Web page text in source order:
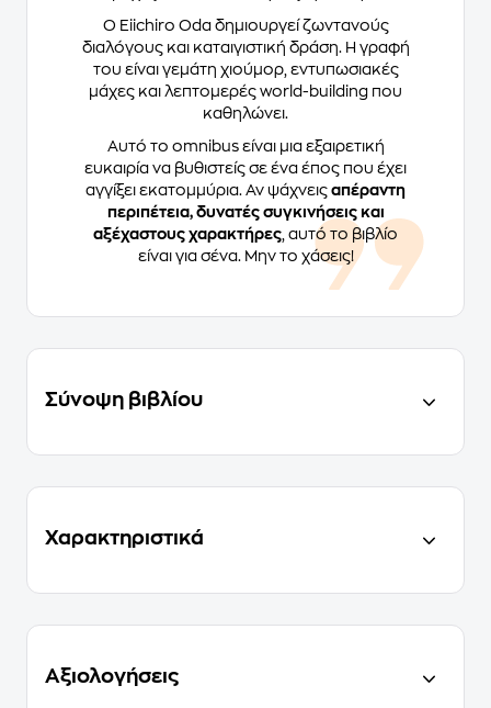
Ο Eiichiro Oda δημιουργεί ζωντανούς
διαλόγους και καταιγιστική δράση. Η γραφή
του είναι γεμάτη χιούμορ, εντυπωσιακές
μάχες και λεπτομερές world-building που
καθηλώνει.
Αυτό το omnibus είναι μια εξαιρετική
ευκαιρία να βυθιστείς σε ένα έπος που έχει
αγγίξει εκατομμύρια. Αν ψάχνεις απέραντη
περιπέτεια, δυνατές συγκινήσεις και
αξέχαστους χαρακτήρες , αυτό το βιβλίο
είναι για σένα. Μην το χάσεις!
Σύνοψη βιβλίου
Χαρακτηριστικά
Αξιολογήσεις